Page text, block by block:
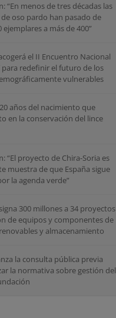
“En menos de tres décadas las
oso pardo han pasado de
ejemplares a más de 400”
el II Encuentro Nacional
para redefinir el futuro de los
vulnerables
años del nacimiento que
en la conservación del lince
“El proyecto de Chira-Soria es
muestra de que España sigue
la agenda verde”
300 millones a 34 proyectos
de equipos y componentes de
y almacenamiento
la consulta pública previa
la normativa sobre gestión del